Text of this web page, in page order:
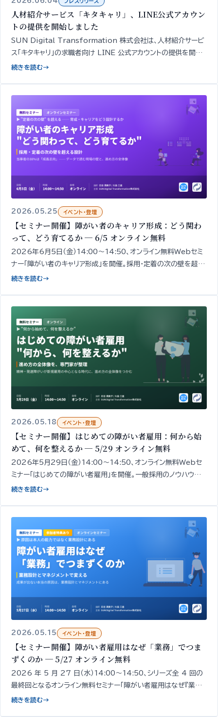
人材紹介サービス「キタキャリ」、LINE公式アカウン
トの提供を開始しました
SUN Digital Transformation 株式会社は、人材紹介サービ
ス「キタキャリ」の求職者向け LINE 公式アカウントの提供を開始
しました。簡易診断・相談・面談や求人紹介の申し込みを、スマート
続きを読む→
2026.05.25 イベント・登壇
【セミナー開催】障がい者のキャリア形成：どう関わ
って、どう育てるか ─ 6/5 オンライン無料
2026年6月5日（金）14:00〜14:50、オンライン無料Webセミ
ナー「障がい者のキャリア形成」を開催。採用・定着の次の壁を超え
るための「現場での関わり方・育成・成長支援」の設計の出発点を、
続きを読む→
2026.05.18 イベント・登壇
【セミナー開催】はじめての障がい者雇用：何から始
めて、何を整えるか ─ 5/29 オンライン無料
2026年5月29日（金）14:00〜14:50、オンライン無料Webセ
ミナー「はじめての障がい者雇用」を開催。一般採用のノウハウだ
けでは進まない領域だからこそ、進め方の全体像と「最初の一手」
続きを読む→
2026.05.15 イベント・登壇
【セミナー開催】障がい者雇用はなぜ「業務」でつま
ずくのか ─ 5/27 オンライン無料
2026 年 5 月 27 日（水）14:00〜14:50、シリーズ全 4 回の
最終回となるオンライン無料セミナー「障がい者雇用はなぜ『業務』
でつまずくのか」を開催します。採用・定着の次にくる「業務での戦
続きを読む→